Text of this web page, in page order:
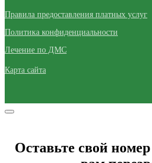
Правила предоставления платных услуг
Политика конфиденциальности
Лечение по ДМС
Карта сайта
Оставьте свой